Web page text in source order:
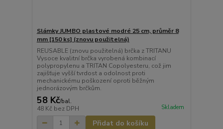
Slámky JUMBO plastové modré 25 cm, průměr 8
mm [150 ks] (znovu použitelná)
REUSABLE (znovu použitelná) brčka z TRITANU
Vysoce kvalitní brčka vyrobená kombinací
polypropylenu a TRITAN Copolyesteru, což jim
zajišťuje vyšší tvrdost a odolnost proti
mechanickému poškození oproti běžným
jednorázovým brčkům.
58 Kč/bal.
48 Kč bez DPH Skladem
Přidat do košíku